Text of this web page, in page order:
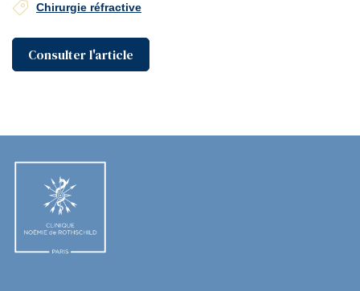
Chirurgie réfractive
Consulter l'article